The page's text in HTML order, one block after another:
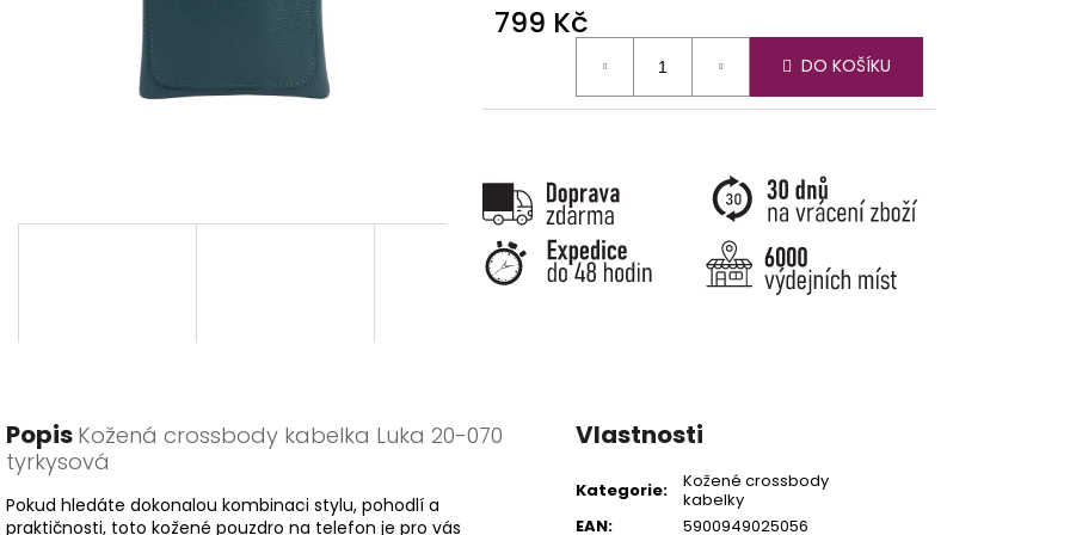
799 Kč
DO KOŠÍKU
Popis Kožená crossbody kabelka Luka 20-070
tyrkysová
Pokud hledáte dokonalou kombinaci stylu, pohodlí a
praktičnosti, toto kožené pouzdro na telefon je pro vás
Vlastnosti
Kategorie:
Kožené crossbody
kabelky
EAN: 5900949025056